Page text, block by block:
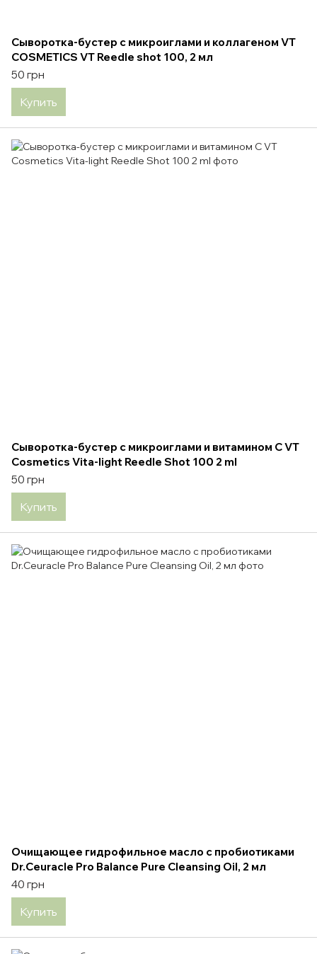
Сыворотка-бустер с микроиглами и коллагеном VT
COSMETICS VT Reedle shot 100, 2 мл
50 грн
Купить
Сыворотка-бустер с микроиглами и витамином С VT
Cosmetics Vita-light Reedle Shot 100 2 ml
50 грн
Купить
Очищающее гидрофильное масло с пробиотиками
Dr.Ceuracle Pro Balance Pure Cleansing Oil, 2 мл
40 грн
Купить